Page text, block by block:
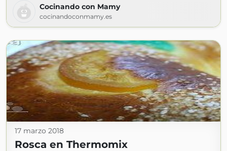
Cocinando con Mamy
cocinandoconmamy.es
17 marzo 2018
Rosca en Thermomix